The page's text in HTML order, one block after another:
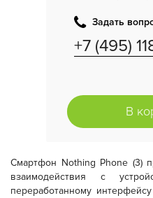
Задать
+7 (495)
В
Смартфон Nothing Phone (3)
взаимодействия с
переработанному